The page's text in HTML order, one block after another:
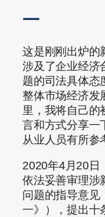
一
这是刚刚出炉的
涉及了企业经济
题的司法具体态
整体市场经济发
里，我将自己的
言和方式分享一
从业人员有所参
2020年4月20日
依法妥善审理涉
问题的指导意见
一》），提出十